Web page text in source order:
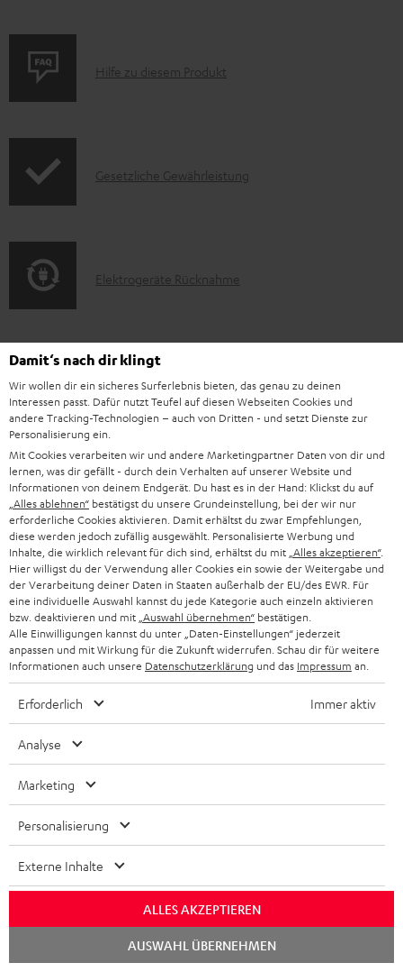
e
d
P
u
A
s
Hilfe zu diesem Produkt
I
r
a
t
i
o
n
e
n
z
u
r
G
a
r
a
n
i
e
Gesetzliche Gewährleistung
E
k
t
r
o
g
e
r
ä
t
e
R
ü
c
k
a
m
e
Elektrogeräte Rücknahme
A
u
d
i
o
-
L
e
x
i
k
o
n
Audio-Lexikon: Fachbegriffe schnell erklärt
K
o
n
t
a
k
t
d
a
t
n
Persönliche Kaufberatung
+49 (0) 30 / 217 84 212
Mo – Fr 08:00 – 19:00 Uhr
Sa 09:00 – 17:30 Uhr
Sonn- und Feiertage geschlossen
Teufel Support
Häufige Fragen
Kontakt
Store Finder
Erlebe unsere Produkte hautnah und lass dich
Übersicht
Gültig bis längstens zum 15.08.2026 23:59 Uhr.Eine Barauszahlung ist nicht
möglich. Der Gutschein gilt nur für Privatkunden. Kann nicht in
Weiterverkauf von Aktionsgutscheinen ist untersagt. Der Gutschein verliert
im Falle eines Verkaufs seine Gültigkeit. Die genauen Bedingungen
entnehmen Sie bitte denAGB.
Damit‘s nach dir klingt
Wir wollen dir ein sicheres Surferlebnis bieten, das genau zu deinen
Interessen passt. Dafür nutzt Teufel auf diesen Webseiten Cookies und
andere Tracking-Technologien – auch von Dritten - und setzt Dienste zur
Personalisierung ein.
Mit Cookies verarbeiten wir und andere Marketingpartner Daten von dir und
lernen, was dir gefällt - durch dein Verhalten auf unserer Website und
Informationen von deinem Endgerät. Du hast es in der Hand: Klickst du auf
„Alles ablehnen“ bestätigst du unsere Grundeinstellung, bei der wir nur
erforderliche Cookies aktivieren. Damit erhältst du zwar Empfehlungen,
diese werden jedoch zufällig ausgewählt. Personalisierte Werbung und
Inhalte, die wirklich relevant für dich sind, erhältst du mit „Alles akzeptieren“.
Hier willigst du der Verwendung aller Cookies ein sowie der Weitergabe und
der Verarbeitung deiner Daten in Staaten außerhalb der EU/des EWR. Für
eine individuelle Auswahl kannst du jede Kategorie auch einzeln aktivieren
bzw. deaktivieren und mit „Auswahl übernehmen“ bestätigen.
Alle Einwilligungen kannst du unter „Daten-Einstellungen“ jederzeit
anpassen und mit Wirkung für die Zukunft widerrufen. Schau dir für weitere
Informationen auch unsere Datenschutzerklärung und das Impressum an.
Erforderlich Immer aktiv
Analyse
Marketing
Personalisierung
Externe Inhalte
ALLES AKZEPTIEREN
AUSWAHL ÜBERNEHMEN